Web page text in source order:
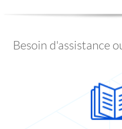
Besoin d'assistance